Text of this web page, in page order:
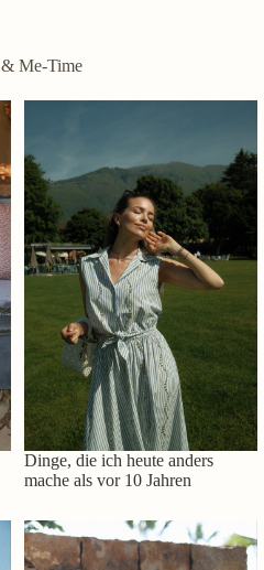
Me-Time
Dinge, die ich heute anders
mache als vor 10 Jahren